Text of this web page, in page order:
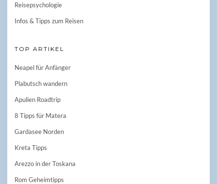
Reisepsychologie
Infos & Tipps zum Reisen
TOP ARTIKEL
Neapel für Anfänger
Plabutsch wandern
Apulien Roadtrip
8 Tipps für Matera
Gardasee Norden
Kreta Tipps
Arezzo in der Toskana
Rom Geheimtipps